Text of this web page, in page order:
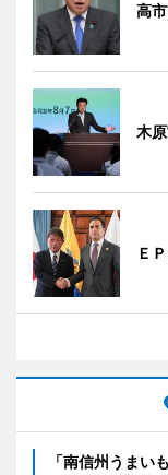
高
木
Ｅ
「南信州うま